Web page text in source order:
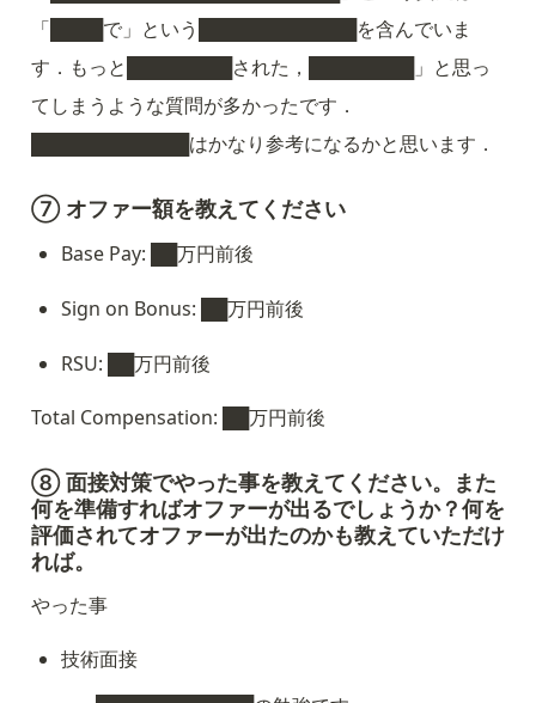
「████で」という████████████を含んでいま
す．もっと████████された，████████」と思っ
てしまうような質問が多かったです．
████████████はかなり参考になるかと思います．
⑦ オファー額を教えてください
Base Pay: ██万円前後
Sign on Bonus: ██万円前後
RSU: ██万円前後
Total Compensation: ██万円前後
⑧ 面接対策でやった事を教えてください。また
何を準備すればオファーが出るでしょうか？何を
評価されてオファーが出たのかも教えていただけ
れば。
やった事
技術面接